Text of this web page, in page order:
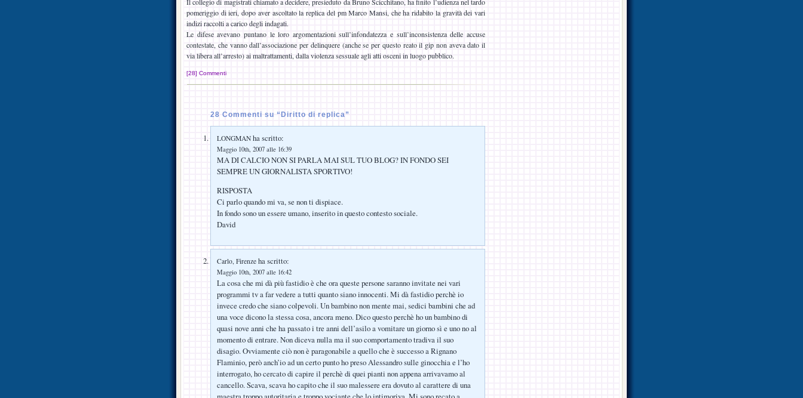
pomeriggio di ieri, dopo aver ascoltato la replica del pm Marco Mansi, che ha ridabito la gravità dei vari
indizi raccolti a carico degli indagati.
Le difese avevano puntano le loro argomentazioni sull’infondatezza e sull’inconsistenza delle accuse
contestate, che vanno dall’associazione per delinquere (anche se per questo reato il gip non aveva dato il
via libera all’arresto) ai maltrattamenti, dalla violenza sessuale agli atti osceni in luogo pubblico.
[28] Commenti
28 Commenti su “Diritto di replica”
LONGMAN ha scritto:
Maggio 10th, 2007 alle 16:39
MA DI CALCIO NON SI PARLA MAI SUL TUO BLOG? IN FONDO SEI
SEMPRE UN GIORNALISTA SPORTIVO!
RISPOSTA
Ci parlo quando mi va, se non ti dispiace.
In fondo sono un essere umano, inserito in questo contesto sociale.
David
Carlo, Firenze ha scritto:
Maggio 10th, 2007 alle 16:42
La cosa che mi dà più fastidio è che ora queste persone saranno invitate nei vari
programmi tv a far vedere a tutti quanto siano innocenti. Mi dà fastidio perchè io
invece credo che siano colpevoli. Un bambino non mente mai, sedici bambini che ad
una voce dicono la stessa cosa, ancora meno. Dico questo perchè ho un bambino di
quasi nove anni che ha passato i tre anni dell’asilo a vomitare un giorno sì e uno no al
momento di entrare. Non diceva nulla ma il suo comportamento tradiva il suo
disagio. Ovviamente ciò non è paragonabile a quello che è successo a Rignano
Flaminio, però anch’io ad un certo punto ho preso Alessandro sulle ginocchia e l’ho
interrogato, ho cercato di capire il perchè di quei pianti non appena arrivavamo al
cancello. Scava, scava ho capito che il suo malessere era dovuto al carattere di una